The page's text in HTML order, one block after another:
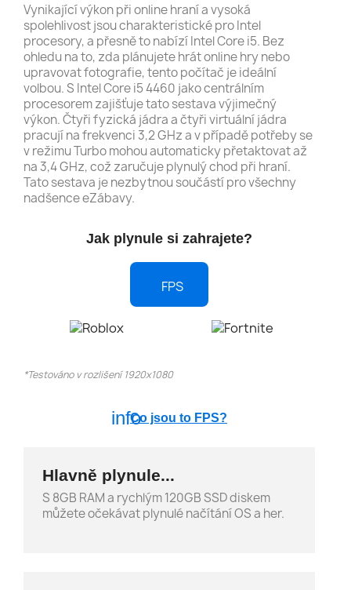
Vynikající výkon při online hraní a vysoká
spolehlivost jsou charakteristické pro Intel
procesory, a přesně to nabízí Intel Core i5. Bez
ohledu na to, zda plánujete hrát online hry nebo
upravovat fotografie, tento počítač je ideální
volbou. S Intel Core i5 4460 jako centrálním
procesorem zajišťuje tato sestava výjimečný
výkon. Čtyři fyzická jádra a čtyři virtuální jádra
pracují na frekvenci 3,2 GHz a v případě potřeby se
v režimu Turbo mohou automaticky přetaktovat až
na 3,4 GHz, což zaručuje plynulý chod při hraní.
Tato sestava je nezbytnou součástí pro všechny
nadšence eZábavy.
Jak plynule si zahrajete?
FPS
*Testováno v rozlišení 1920x1080
infoCo jsou to FPS?
Hlavně plynule...
S 8GB RAM a rychlým 120GB SSD diskem
můžete očekávat plynulé načítání OS a her.